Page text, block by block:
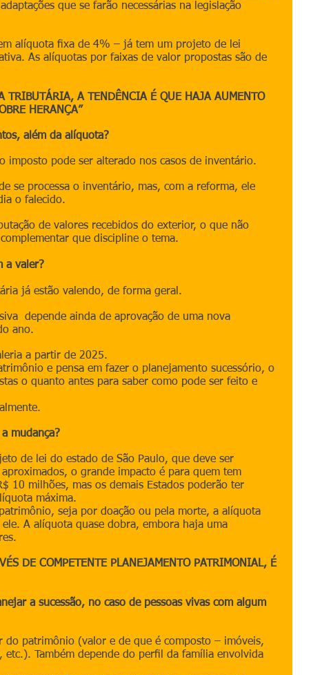
que se farão necessárias na legislação
alíquota ﬁxa de 4% – já tem um projeto de lei
As alíquotas por faixas de valor propostas são de
TRIBUTÁRIA, A TENDÊNCIA É QUE HAJA AUMENTO
HERANÇA”
além da alíquota?
imposto pode ser alterado nos casos de inventário.
se processa o inventário, mas, com a reforma, ele
o falecido.
de valores recebidos do exterior, o que não
que discipline o tema.
a valer?
já estão valendo, de forma geral.
depende ainda de aprovação de uma nova
ano.
a partir de 2025.
e pensa em fazer o planejamento sucessório, o
o quanto antes para saber como pode ser feito e
mudança?
de lei do estado de São Paulo, que deve ser
o grande impacto é para quem tem
10 milhões, mas os demais Estados poderão ter
máxima.
seja por doação ou pela morte, a alíquota
A alíquota quase dobra, embora haja uma
DE COMPETENTE PLANEJAMENTO PATRIMONIAL, É
a sucessão, no caso de pessoas vivas com algum
do patrimônio (valor e de que é composto – imóveis,
etc.). Também depende do perﬁl da família envolvida